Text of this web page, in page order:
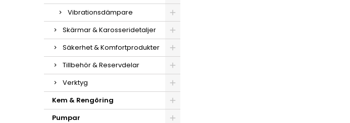
Vibrationsdämpare
Skärmar & Karosseridetaljer
Säkerhet & Komfortprodukter
Tillbehör & Reservdelar
Verktyg
Kem & Rengöring
Pumpar